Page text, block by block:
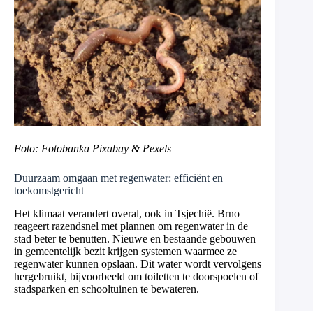
Foto: Fotobanka Pixabay & Pexels
Duurzaam omgaan met regenwater: efficiënt en
toekomstgericht
Het klimaat verandert overal, ook in Tsjechië. Brno
reageert razendsnel met plannen om regenwater in de
stad beter te benutten. Nieuwe en bestaande gebouwen
in gemeentelijk bezit krijgen systemen waarmee ze
regenwater kunnen opslaan. Dit water wordt vervolgens
hergebruikt, bijvoorbeeld om toiletten te doorspoelen of
stadsparken en schooltuinen te bewateren.